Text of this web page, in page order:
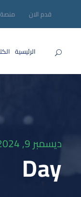
قدم الان منصة
الرئيسية
ديسمبر 9, 2024
Day